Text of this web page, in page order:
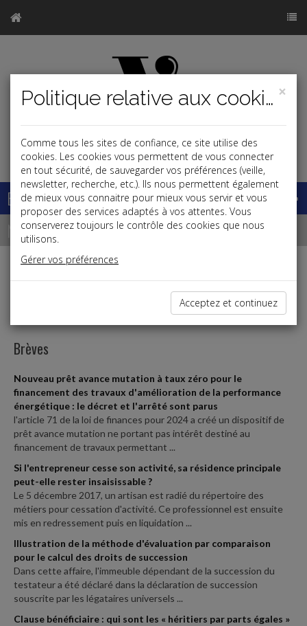
Base documentaire
Newsletter
Newsletter du 10/10/2024
Brèves
Nouveau prêt avance mutation à taux zéro pour le
financement des travaux d'amélioration de la performance
énergétique : le décret et l'arrêté sont parus
l'article 71 de la loi de finances pour 2024 a créé un dispositif de
prêt avance mutation ne portant pas intérêt destiné au
financement de travaux permettant ...
Si l'entrepreneur cesse son activité, sa résidence principale
peut-elle rester insaisissable ?
Le 5 décembre 2017, un artisan est radié du répertoire des
métiers pour cessation d'activité. Ce professionnel est ensuite
mis en redressement puis en liquidation ...
Illustration de la méthode d'évaluation par comparaison
pour le calcul des droits de succession
Dans cette affaire, l'immeuble dépendant de la succession du
testateur a été déclaré dans la déclaration de succession
souscrite par les légataires universels ...
Clause bénéficiaire : qui sont les « héritiers par parts égales »
×
Politique relative aux cookies
Comme tous les sites de confiance, ce site utilise des
cookies. Les cookies vous permettent de vous connecter
en tout sécurité, de sauvegarder vos préférences (veille,
newsletter, recherche, etc.). Ils nous permettent également
de mieux vous connaitre pour mieux vous servir et vous
proposer des services adaptés à vos attentes. Vous
conserverez toujours le contrôle des cookies que nous
utilisons.
Gérer vos préférences
Acceptez et continuez